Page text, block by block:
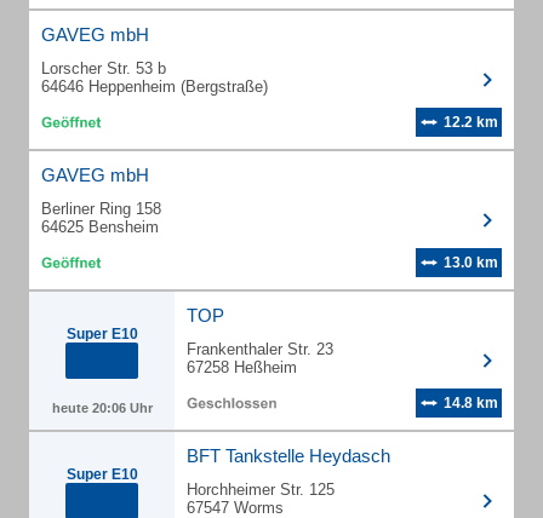
GAVEG mbH
Lorscher Str. 53 b
64646 Heppenheim (Bergstraße)
12.2 km
GAVEG mbH
Berliner Ring 158
64625 Bensheim
13.0 km
Super E10
heute 20:06 Uhr
TOP
Frankenthaler Str. 23
67258 Heßheim
14.8 km
Super E10
BFT Tankstelle Heydasch
Horchheimer Str. 125
67547 Worms